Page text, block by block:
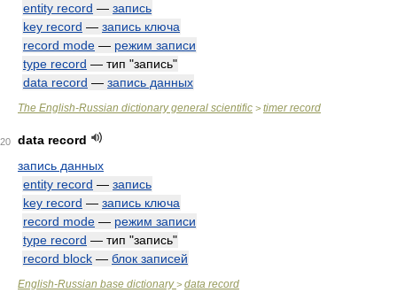
entity record — запись
key record — запись ключа
record mode — режим записи
type record — тип "запись"
data record — запись данных
The English-Russian dictionary general scientific > timer record
20
data record
запись данных
entity record — запись
key record — запись ключа
record mode — режим записи
type record — тип "запись"
record block — блок записей
English-Russian base dictionary> data record